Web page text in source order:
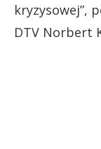
kryzysowej”,
DTV Norbert